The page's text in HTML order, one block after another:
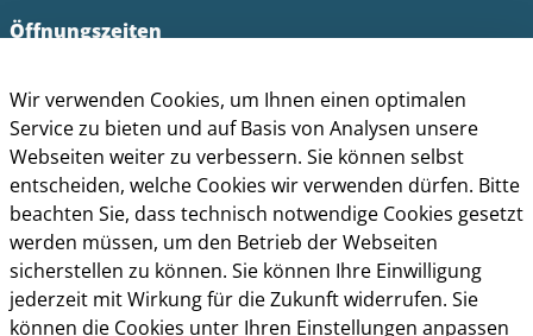
Öffnungszeiten
(telefonische Erreichbarkeit) sind:
Montag bis Donnerstag: 8.30 bis 15.30 Uhr
Freitag: 8.30 Uhr bis 13.30 Uhr
Impressum
Datenschutz
Cookie-Richtlinie
Barrierefreiheit
Wir verwenden Cookies, um Ihnen einen optimalen
Service zu bieten und auf Basis von Analysen unsere
Webseiten weiter zu verbessern. Sie können selbst
entscheiden, welche Cookies wir verwenden dürfen. Bitte
beachten Sie, dass technisch notwendige Cookies gesetzt
werden müssen, um den Betrieb der Webseiten
sicherstellen zu können. Sie können Ihre Einwilligung
jederzeit mit Wirkung für die Zukunft widerrufen. Sie
können die Cookies unter Ihren Einstellungen anpassen